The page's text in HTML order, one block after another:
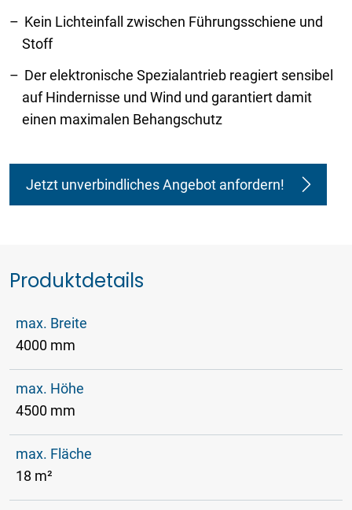
Kein Lichteinfall zwischen Führungsschiene und
Stoff
Der elektronische Spezialantrieb reagiert sensibel
auf Hindernisse und Wind und garantiert damit
einen maximalen Behangschutz
Jetzt unverbindliches Angebot anfordern!
Produktdetails
max. Breite
4000 mm
max. Höhe
4500 mm
max. Fläche
18 m²